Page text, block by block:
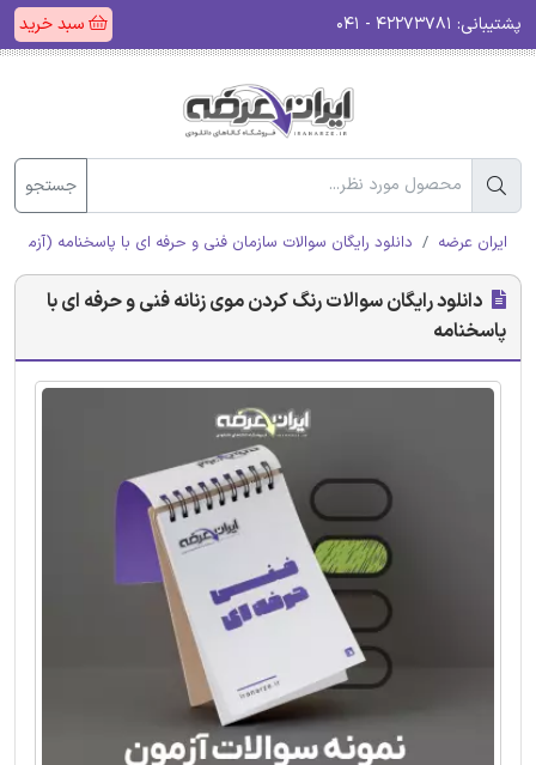
پشتیبانی: سبد خرید
جستجو
ایران عرضه دانلود رایگان سوالات سازمان فنی و حرفه ای با پاسخنامه (آزمون
دانلود رایگان سوالات رنگ کردن موی زنانه فنی و حرفه ای با
پاسخنامه